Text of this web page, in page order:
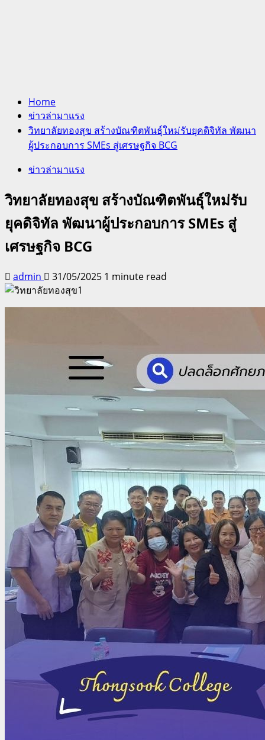
Home
ข่าวล่ามาแรง
วิทยาลัยทองสุข สร้างบัณฑิตพันธุ์ใหม่รับยุคดิจิทัล พัฒนา
ผู้ประกอบการ SMEs สู่เศรษฐกิจ BCG
ข่าวล่ามาแรง
วิทยาลัยทองสุข สร้างบัณฑิตพันธุ์ใหม่รับ
ยุคดิจิทัล พัฒนาผู้ประกอบการ SMEs สู่
เศรษฐกิจ BCG
admin 31/05/2025 1 minute read